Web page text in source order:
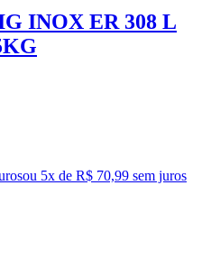
INOX ER 308 L
ou 5x de R$ 70,99 sem juros